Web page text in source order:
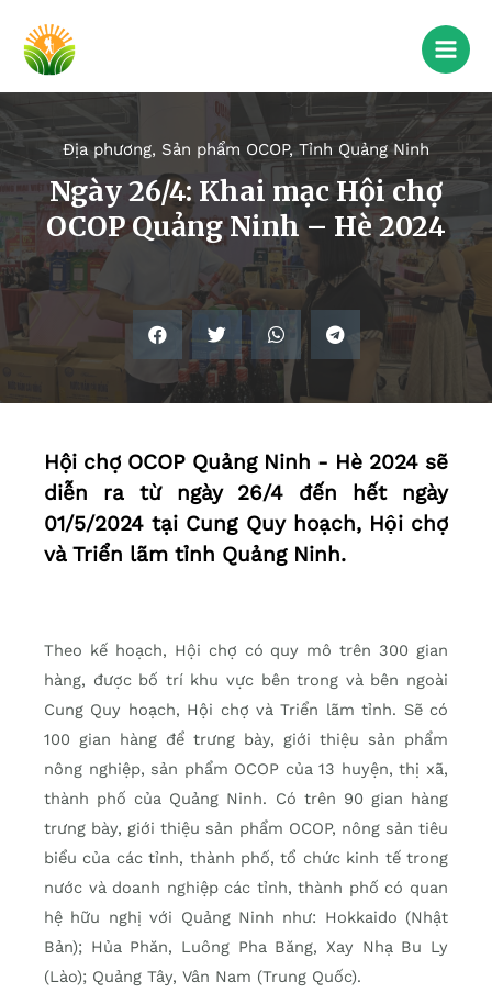
Địa phương, Sản phẩm OCOP,Tỉnh Quảng Ninh
Ngày 26/4: Khai mạc Hội chợ
OCOP Quảng Ninh – Hè 2024
Hội chợ OCOP Quảng Ninh - Hè 2024 sẽ
diễn ra từ ngày 26/4 đến hết ngày
01/5/2024 tại Cung Quy hoạch, Hội chợ
và Triển lãm tỉnh Quảng Ninh.
Theo kế hoạch, Hội chợ có quy mô trên 300 gian
hàng, được bố trí khu vực bên trong và bên ngoài
Cung Quy hoạch, Hội chợ và Triển lãm tỉnh. Sẽ có
100 gian hàng để trưng bày, giới thiệu sản phẩm
nông nghiệp, sản phẩm OCOP của 13 huyện, thị xã,
thành phố của Quảng Ninh. Có trên 90 gian hàng
trưng bày, giới thiệu sản phẩm OCOP, nông sản tiêu
biểu của các tỉnh, thành phố, tổ chức kinh tế trong
nước và doanh nghiệp các tỉnh, thành phố có quan
hệ hữu nghị với Quảng Ninh như: Hokkaido (Nhật
Bản); Hủa Phăn, Luông Pha Băng, Xay Nhạ Bu Ly
(Lào); Quảng Tây, Vân Nam (Trung Quốc).